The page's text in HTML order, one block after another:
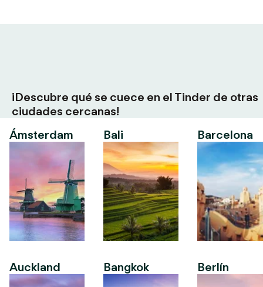
¡Descubre qué se cuece en el Tinder de otras
ciudades cercanas!
Ámsterdam
Auckland
Bali
Bangkok
Barcelona
Berlín